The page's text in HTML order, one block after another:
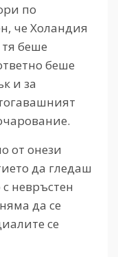
по
че Холандия
беше
беше
и за
от онези
да гледаш
невръстен
да се
се